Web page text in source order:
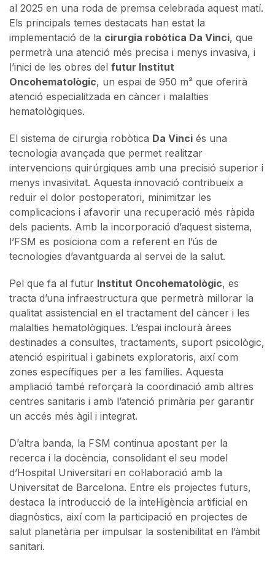
al 2025 en una roda de premsa celebrada aquest matí.
Els principals temes destacats han estat la
implementació de la cirurgia robòtica Da Vinci, que
permetrà una atenció més precisa i menys invasiva, i
l’inici de les obres del futur Institut
Oncohematològic, un espai de 950 m² que oferirà
atenció especialitzada en càncer i malalties
hematològiques.
El sistema de cirurgia robòtica Da Vinci és una
tecnologia avançada que permet realitzar
intervencions quirúrgiques amb una precisió superior i
menys invasivitat. Aquesta innovació contribueix a
reduir el dolor postoperatori, minimitzar les
complicacions i afavorir una recuperació més ràpida
dels pacients. Amb la incorporació d’aquest sistema,
l’FSM es posiciona com a referent en l’ús de
tecnologies d’avantguarda al servei de la salut.
Pel que fa al futur Institut Oncohematològic, es
tracta d’una infraestructura que permetrà millorar la
qualitat assistencial en el tractament del càncer i les
malalties hematològiques. L’espai inclourà àrees
destinades a consultes, tractaments, suport psicològic,
atenció espiritual i gabinets exploratoris, així com
zones específiques per a les famílies. Aquesta
ampliació també reforçarà la coordinació amb altres
centres sanitaris i amb l’atenció primària per garantir
un accés més àgil i integrat.
D’altra banda, la FSM continua apostant per la
recerca i la docència, consolidant el seu model
d’Hospital Universitari en col·laboració amb la
Universitat de Barcelona. Entre els projectes futurs,
destaca la introducció de la intel·ligència artificial en
diagnòstics, així com la participació en projectes de
salut planetària per impulsar la sostenibilitat en l’àmbit
sanitari.